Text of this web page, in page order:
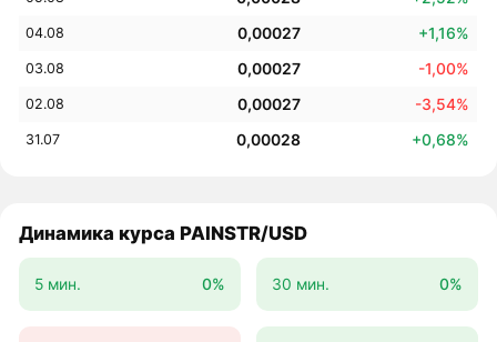
04.08 0,00027 +1,16%
03.08 0,00027 -1,00%
02.08 0,00027 -3,54%
31.07 0,00028 +0,68%
Динамика курса PAINSTR/USD
5 мин. 0% 30 мин. 0%